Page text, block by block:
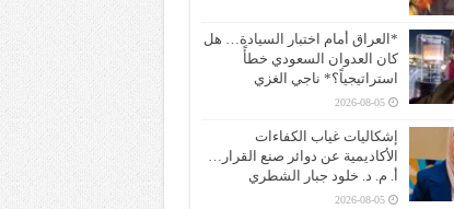
*العراق أمام اختبار السيادة… هل
كان العدوان السعودي خطأً
استراتيجياً؟* ناجي الغزي
2026-08-05
إشكاليات غياب الكفاءات
الأكاديمية عن دوائر صنع القرار…
أ. م. د. خلود جبار الشطري
2026-08-05